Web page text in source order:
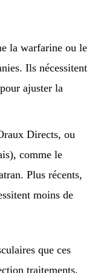
la warfarine ou le
Ils nécessitent
ajuster la
Directs, ou
comme le
Plus récents,
moins de
que ces
traitements.